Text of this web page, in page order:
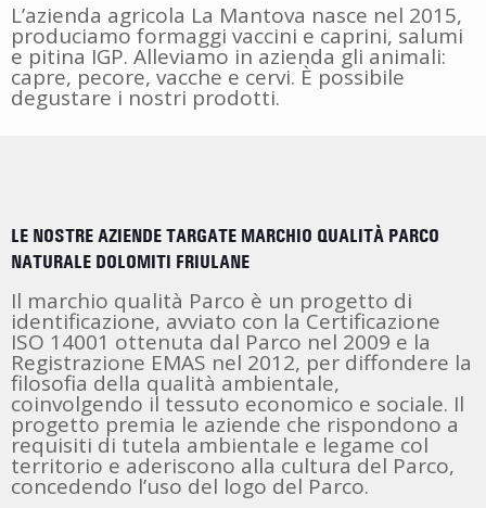
L’azienda agricola La Mantova nasce nel 2015,
produciamo formaggi vaccini e caprini, salumi
e pitina IGP. Alleviamo in azienda gli animali:
capre, pecore, vacche e cervi. È possibile
degustare i nostri prodotti.
LE NOSTRE AZIENDE TARGATE MARCHIO QUALITÀ PARCO
NATURALE DOLOMITI FRIULANE
Il marchio qualità Parco è un progetto di
identificazione, avviato con la Certificazione
ISO 14001 ottenuta dal Parco nel 2009 e la
Registrazione EMAS nel 2012, per diffondere la
filosofia della qualità ambientale,
coinvolgendo il tessuto economico e sociale. Il
progetto premia le aziende che rispondono a
requisiti di tutela ambientale e legame col
territorio e aderiscono alla cultura del Parco,
concedendo l’uso del logo del Parco.